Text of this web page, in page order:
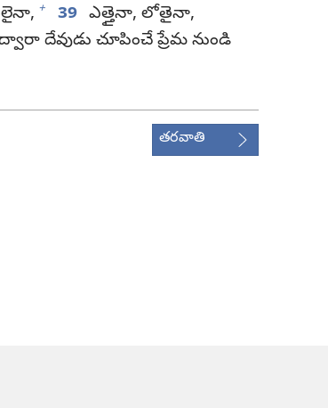
+ 39 ఎత్తైనా, లోతైనా,
దేవుడు చూపించే ప్రేమ నుండి
తరవాతి